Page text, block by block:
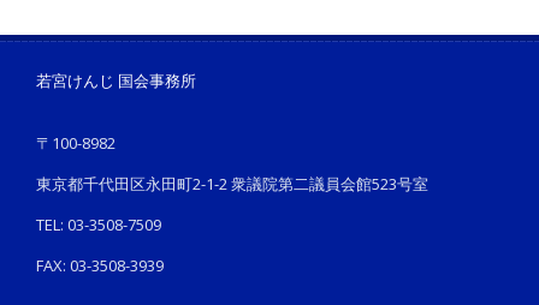
若宮けんじ 国会事務所
〒100-8982
東京都千代田区永田町2-1-2 衆議院第二議員会館523号室
TEL: 03-3508-7509
FAX: 03-3508-3939